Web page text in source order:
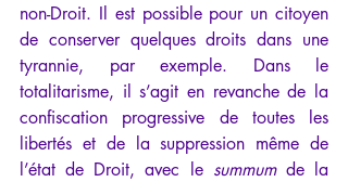
non-Droit. Il est possible pour un citoyen
de conserver quelques droits dans une
tyrannie, par exemple. Dans le
totalitarisme, il s’agit en revanche de la
confiscation progressive de toutes les
libertés et de la suppression même de
l’état de Droit, avec le summum de la